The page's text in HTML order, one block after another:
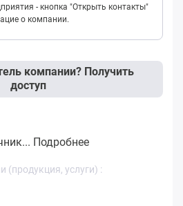
- кнопка "Открыть контакты"
о компании.
компании? Получить
доступ
Подробнее
(продукция, услуги) :